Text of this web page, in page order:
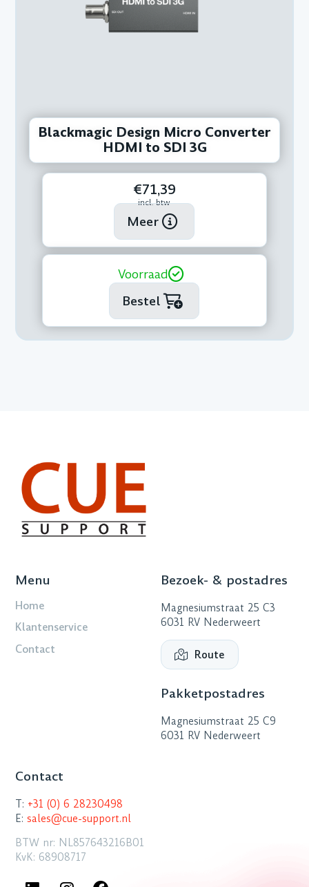
Blackmagic Design Micro Converter
HDMI to SDI 3G
€71,39
incl. btw
Meer
Voorraad
Bestel
Menu
Home
Klantenservice
Contact
Bezoek- & postadres
Magnesiumstraat 25 C3
6031 RV Nederweert
Route
Pakketpostadres
Magnesiumstraat 25 C9
6031 RV Nederweert
Contact
T: +31 (0) 6 28230498
E:sales@cue-support.nl
BTW nr: NL857643216B01
KvK: 68908717